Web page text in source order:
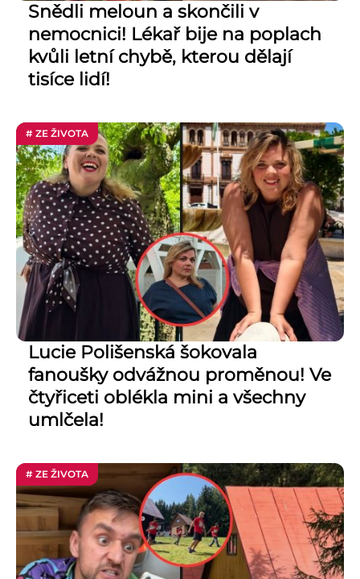
Snědli meloun a skončili v
nemocnici! Lékař bije na poplach
kvůli letní chybě, kterou dělají
tisíce lidí!
# ZE ŽIVOTA
Lucie Polišenská šokovala
fanoušky odvážnou proměnou! Ve
čtyřiceti oblékla mini a všechny
umlčela!
# ZE ŽIVOTA